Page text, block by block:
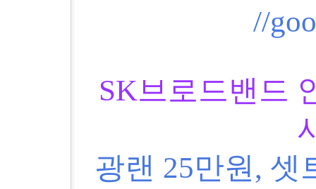
//
SK브로드밴드
광랜 25만원, 셋